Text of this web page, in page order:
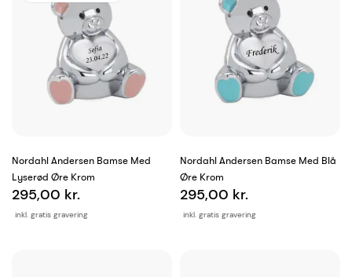
Nordahl Andersen Bamse Med
Lyserød Øre Krom
inkl. gratis gravering
295,00 kr.
Nordahl Andersen Bamse Med Blå
Øre Krom
inkl. gratis gravering
295,00 kr.